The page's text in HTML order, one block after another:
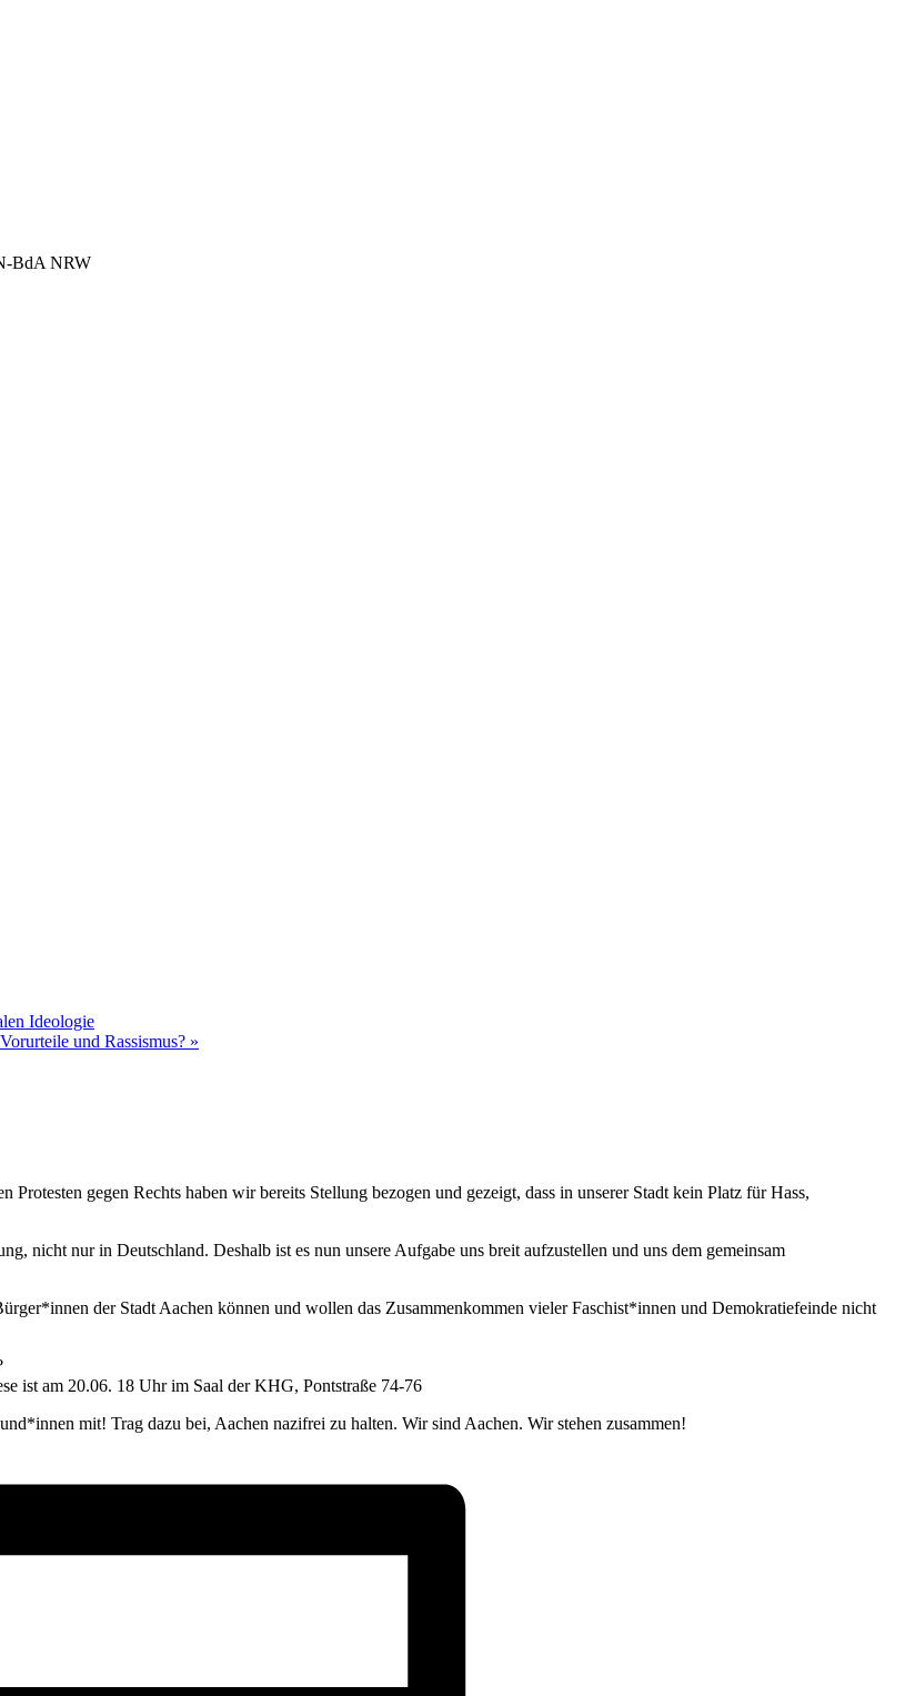
BdA NRW
Ideologie
und Rassismus? »
gegen Rechts haben wir bereits Stellung bezogen und gezeigt, dass in unserer Stadt kein Platz für Hass,
nicht nur in Deutschland. Deshalb ist es nun unsere Aufgabe uns breit aufzustellen und uns dem gemeinsam
der Stadt Aachen können und wollen das Zusammenkommen vieler Faschist*innen und Demokratiefeinde nicht
ist am 20.06. 18 Uhr im Saal der KHG, Pontstraße 74-76
mit! Trag dazu bei, Aachen nazifrei zu halten. Wir sind Aachen. Wir stehen zusammen!